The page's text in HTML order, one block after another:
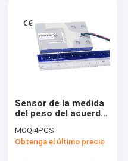
Sensor de la medida
del peso del acuerdo
75kg 150kg 300kg del
peso del perfil bajo
MOQ:4PCS
Obtenga el último precio